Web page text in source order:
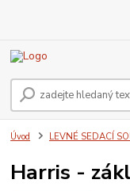
Úvod LEVNÉ SEDACÍ
Harris -